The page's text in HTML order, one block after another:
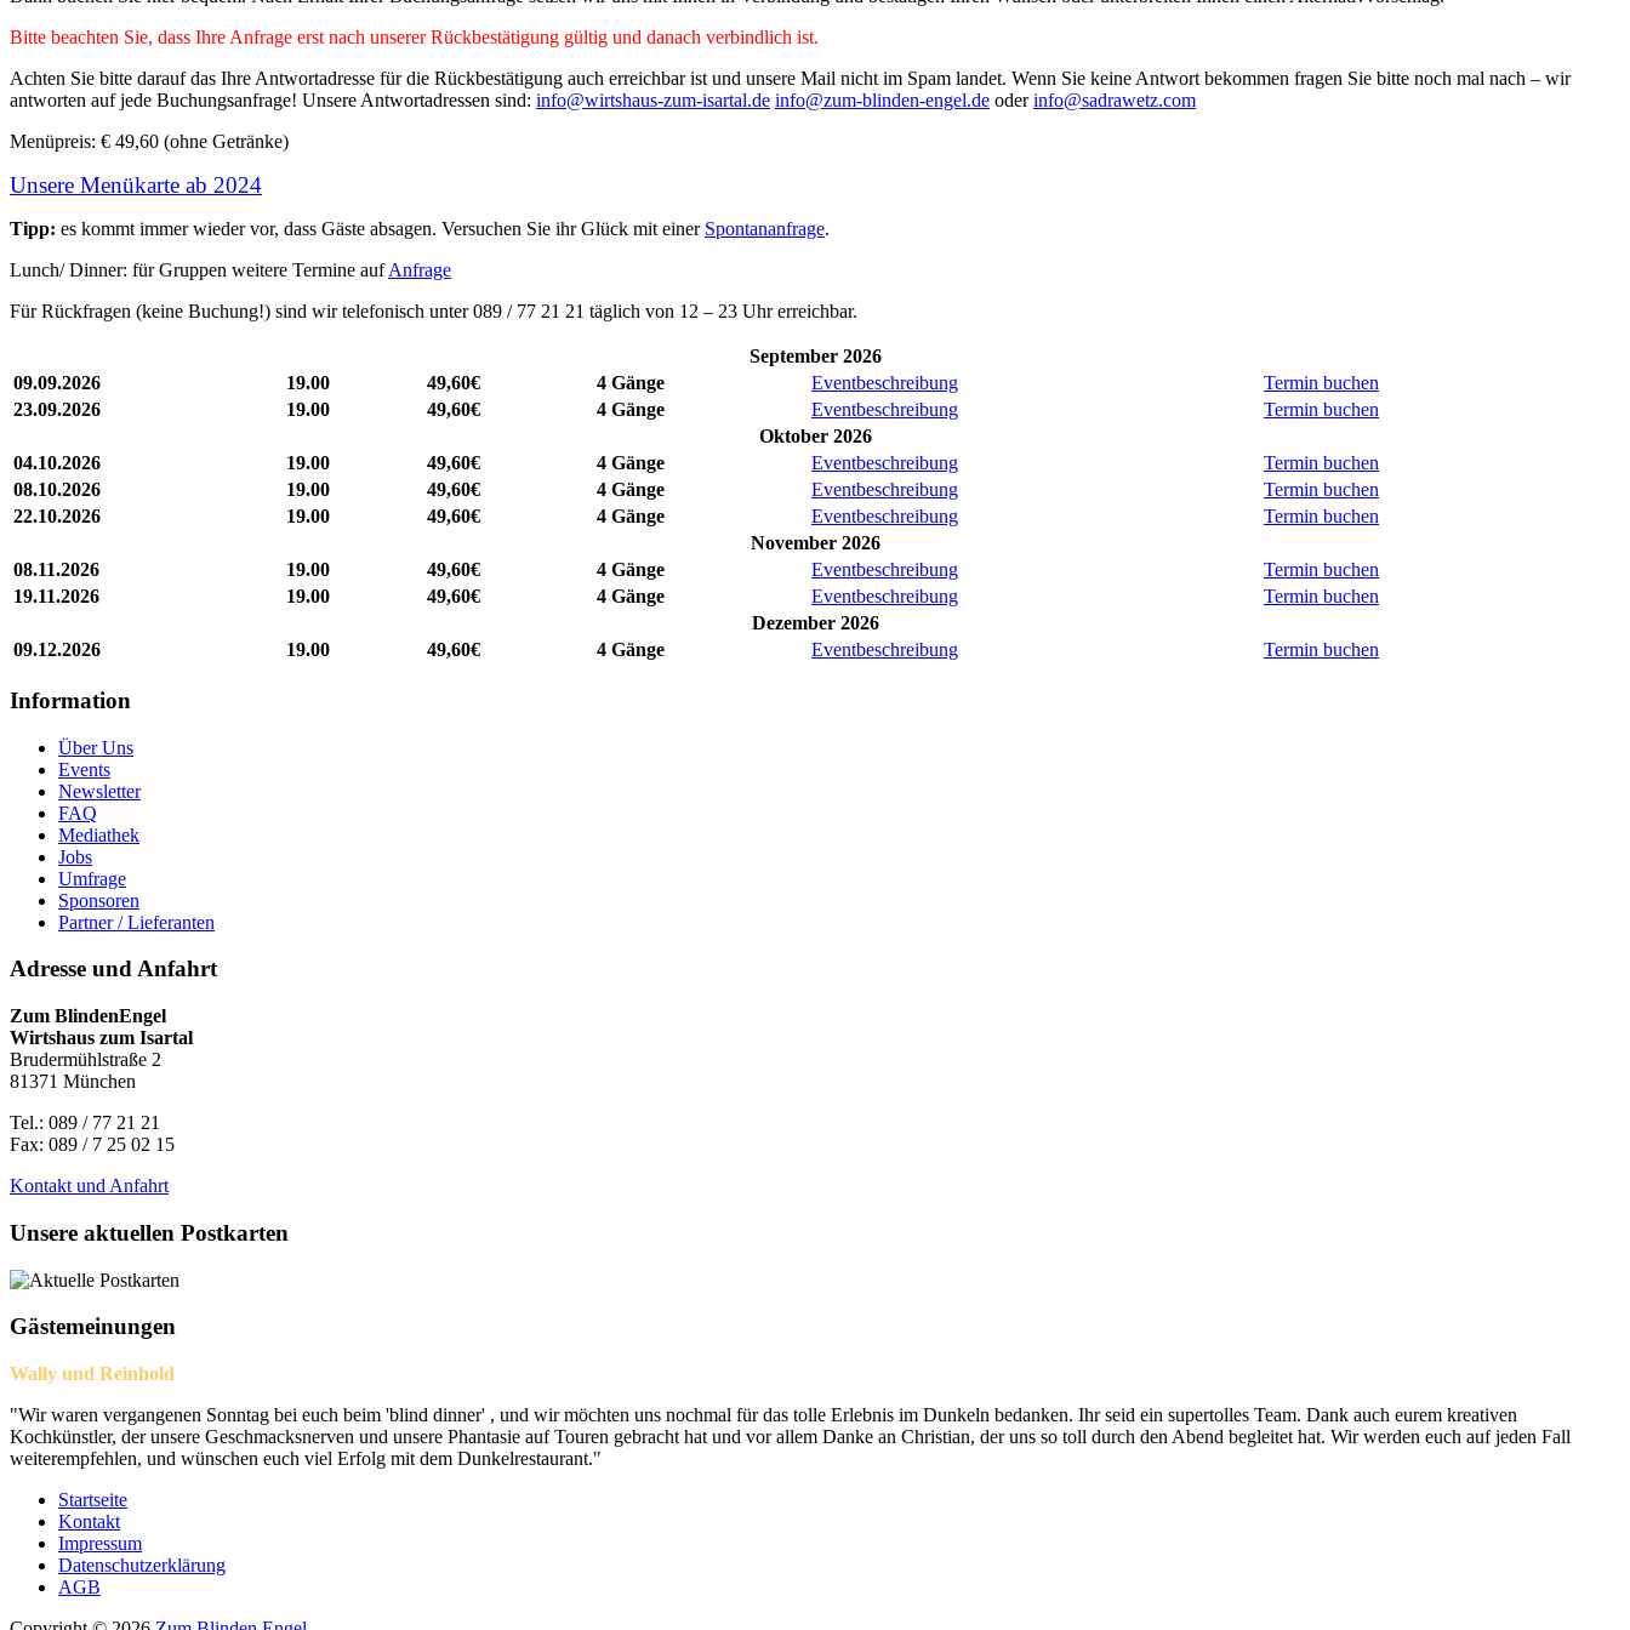
Bitte beachten Sie, dass Ihre Anfrage erst nach unserer Rückbestätigung gültig und danach verbindlich ist.
Achten Sie bitte darauf das Ihre Antwortadresse für die Rückbestätigung auch erreichbar ist und unsere Mail nicht im Spam landet. Wenn Sie keine Antwort bekommen fragen Sie bitte noch mal nach – wir
antworten auf jede Buchungsanfrage! Unsere Antwortadressen sind: info@wirtshaus-zum-isartal.de info@zum-blinden-engel.de oderinfo@sadrawetz.com
Menüpreis: € 49,60 (ohne Getränke)
Unsere Menükarte ab 2024
Tipp: es kommt immer wieder vor, dass Gäste absagen. Versuchen Sie ihr Glück mit einer Spontananfrage.
Lunch/ Dinner: für Gruppen weitere Termine aufAnfrage
Für Rückfragen (keine Buchung!) sind wir telefonisch unter 089 / 77 21 21 täglich von 12 – 23 Uhr erreichbar.
September 2026
09.09.2026
19.00 49,60€ 4 Gänge Eventbeschreibung
Termin buchen
23.09.2026
19.00 49,60€ 4 Gänge Eventbeschreibung
Termin buchen
Oktober 2026
04.10.2026
19.00 49,60€ 4 Gänge Eventbeschreibung
Termin buchen
08.10.2026
19.00 49,60€ 4 Gänge Eventbeschreibung
Termin buchen
22.10.2026
19.00 49,60€ 4 Gänge Eventbeschreibung
Termin buchen
November 2026
08.11.2026
19.00 49,60€ 4 Gänge Eventbeschreibung
Termin buchen
19.11.2026
19.00 49,60€ 4 Gänge Eventbeschreibung
Termin buchen
Dezember 2026
09.12.2026
19.00 49,60€ 4 Gänge Eventbeschreibung Termin buchen
Information
Über Uns
Events
Newsletter
FAQ
Mediathek
Jobs
Umfrage
Sponsoren
Partner / Lieferanten
Adresse und Anfahrt
Zum BlindenEngel
Wirtshaus zum Isartal
Brudermühlstraße 2
81371 München
Tel.: 089 / 77 21 21
Fax: 089 / 7 25 02 15
Kontakt und Anfahrt
Unsere aktuellen Postkarten
Gästemeinungen
Wally und Reinhold
"Wir waren vergangenen Sonntag bei euch beim 'blind dinner' , und wir möchten uns nochmal für das tolle Erlebnis im Dunkeln bedanken. Ihr seid ein supertolles Team. Dank auch eurem kreativen
Kochkünstler, der unsere Geschmacksnerven und unsere Phantasie auf Touren gebracht hat und vor allem Danke an Christian, der uns so toll durch den Abend begleitet hat. Wir werden euch auf jeden Fall
weiterempfehlen, und wünschen euch viel Erfolg mit dem Dunkelrestaurant."
Startseite
Kontakt
Impressum
Datenschutzerklärung
AGB